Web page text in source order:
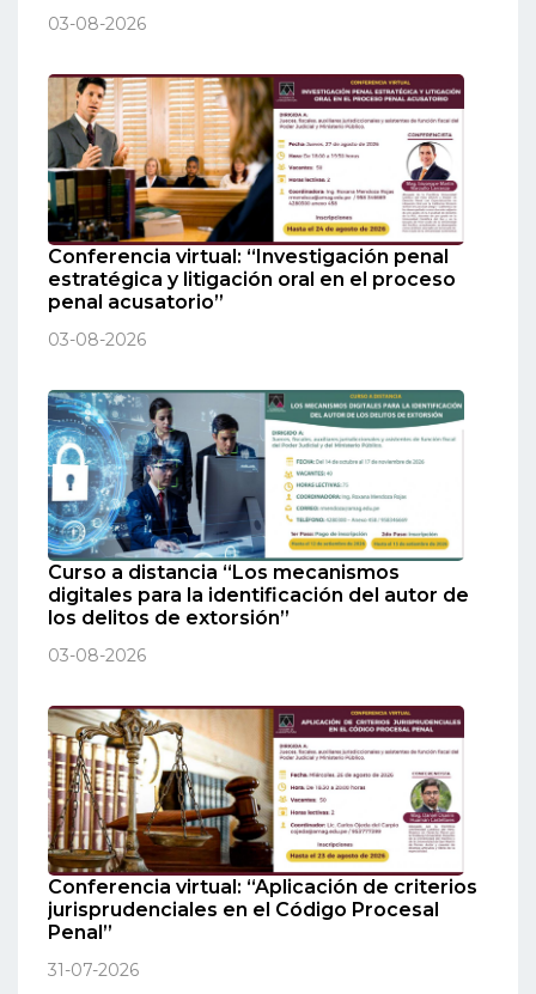
03-08-2026
Conferencia virtual: “Investigación penal
estratégica y litigación oral en el proceso
penal acusatorio”
03-08-2026
Curso a distancia “Los mecanismos
digitales para la identificación del autor de
los delitos de extorsión”
03-08-2026
Conferencia virtual: “Aplicación de criterios
jurisprudenciales en el Código Procesal
Penal”
31-07-2026